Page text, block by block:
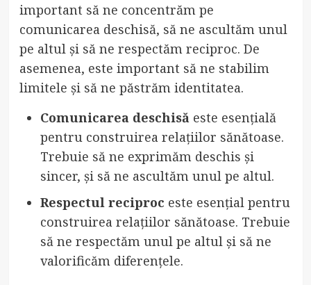
important să ne concentrăm pe
comunicarea deschisă, să ne ascultăm unul
pe altul și să ne respectăm reciproc. De
asemenea, este important să ne stabilim
limitele și să ne păstrăm identitatea.
Comunicarea deschisăeste esențială
pentru construirea relațiilor sănătoase.
Trebuie să ne exprimăm deschis și
sincer, și să ne ascultăm unul pe altul.
Respectul reciproc este esențial pentru
construirea relațiilor sănătoase. Trebuie
să ne respectăm unul pe altul și să ne
valorificăm diferențele.